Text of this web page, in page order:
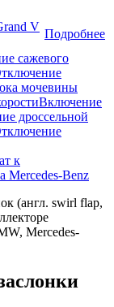
V
Подробнее
сажевого
мочевины
Включение
дроссельной
к
Mercedes-Benz
(англ. swirl flap,
Mercedes-